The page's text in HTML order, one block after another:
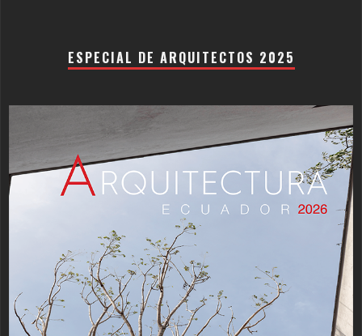
ESPECIAL DE ARQUITECTOS 2025